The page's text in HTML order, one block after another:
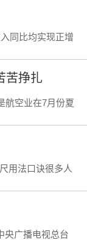
同比均实现正增
苦挣扎
航空业在7月份夏
用法口诀很多人
央广播电视总台